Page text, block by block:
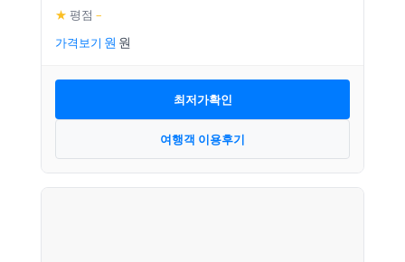
★ 평점 –
가격보기
최저가확인
여행객 이용후기